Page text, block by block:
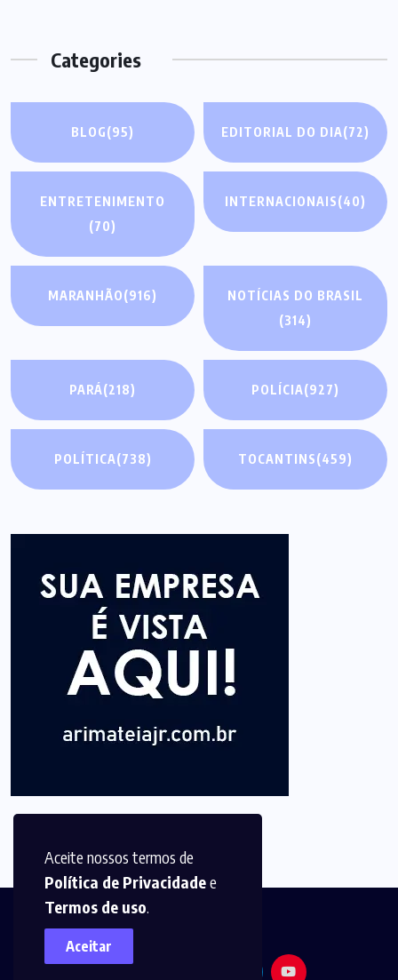
Aceite nossos termos de
Política de Privacidadee
Termos de uso.
Aceitar
Categories
BLOG(95) EDITORIAL DO DIA(72)
ENTRETENIMENTO
(70)
INTERNACIONAIS(40)
MARANHÃO(916)
NOTÍCIAS DO BRASIL
(314)
PARÁ(218) POLÍCIA(927)
POLÍTICA(738) TOCANTINS(459)